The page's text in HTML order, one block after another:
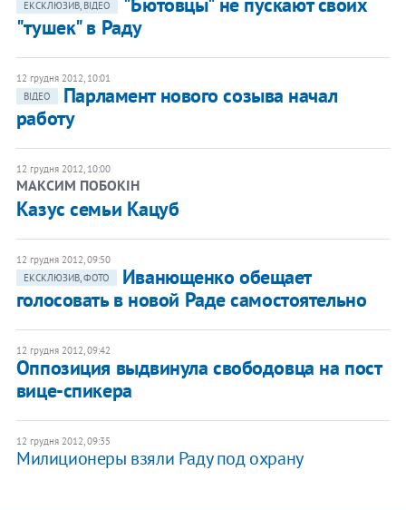
ЕКСКЛЮЗИВ, ВІДЕО
"тушек" в Раду
12 грудня 2012, 10:01
ВІДЕО
Парламент нового созыва начал
работу
12 грудня 2012, 10:00
МАКСИМ ПОБОКІН
Казус семьи Кацуб
12 грудня 2012, 09:50
ЕКСКЛЮЗИВ, ФОТО
Иванющенко обещает
голосовать в новой Раде самостоятельно
12 грудня 2012, 09:42
Оппозиция выдвинула свободовца на пост
вице-спикера
12 грудня 2012, 09:35
Милиционеры взяли Раду под охрану